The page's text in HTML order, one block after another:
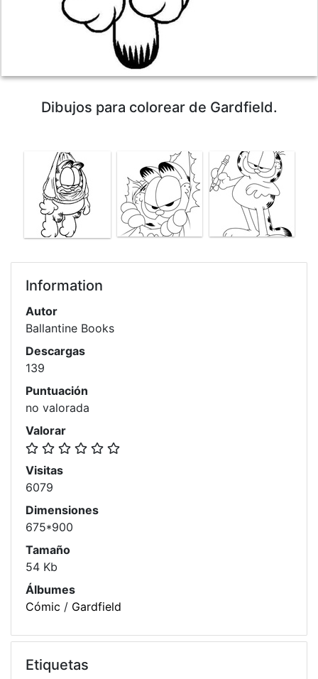
Dibujos para colorear de Gardfield.
Information
Autor
Ballantine Books
Descargas
139
Puntuación
no valorada
Valorar
Visitas
6079
Dimensiones
675*900
Tamaño
54 Kb
Álbumes
Cómic / Gardfield
Etiquetas